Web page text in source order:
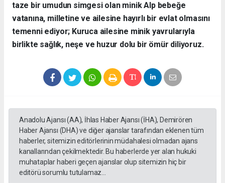
taze bir umudun simgesi olan minik Alp bebeğe
vatanına, milletine ve ailesine hayırlı bir evlat olmasını
temenni ediyor; Kuruca ailesine minik yavrularıyla
birlikte sağlık, neşe ve huzur dolu bir ömür diliyoruz.
Anadolu Ajansı (AA), İhlas Haber Ajansı (İHA), Demirören
Haber Ajansı (DHA) ve diğer ajanslar tarafından eklenen tüm
haberler, sitemizin editörlerinin müdahalesi olmadan ajans
kanallarından çekilmektedir. Bu haberlerde yer alan hukuki
muhataplar haberi geçen ajanslar olup sitemizin hiç bir
editörü sorumlu tutulamaz...